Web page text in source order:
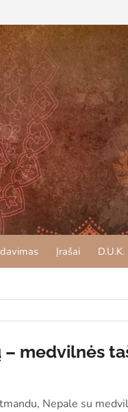
Įrašai D.U.K.
– medvilnės
Nepale su